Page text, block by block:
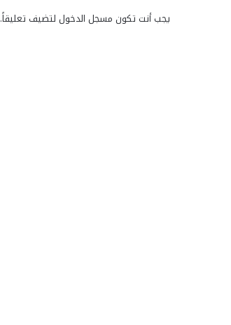
يجب أنت تكون مسجل الدخول لتضيف تعليقاً.